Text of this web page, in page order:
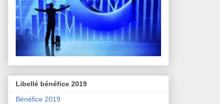
Libellé bénéfice 2019
Bénéfice 2019